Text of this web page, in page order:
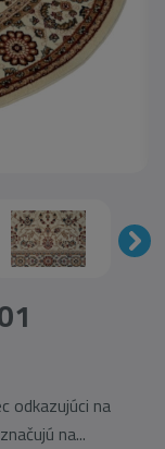
odkazujúci na
na...